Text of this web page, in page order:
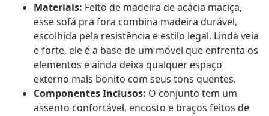
Materiais: Feito de madeira de acácia maciça,
esse sofá pra fora combina madeira durável,
escolhida pela resistência e estilo legal. Linda veia
e forte, ele é a base de um móvel que enfrenta os
elementos e ainda deixa qualquer espaço
externo mais bonito com seus tons quentes.
Componentes Inclusos: O conjunto tem um
assento confortável, encosto e braços feitos de